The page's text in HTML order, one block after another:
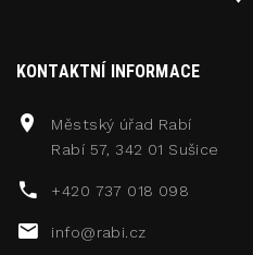
KONTAKTNÍ INFORMACE
Městský úřad Rabí
Rabí 57, 342 01 Sušice
+420 737 018 098
info@rabi.cz